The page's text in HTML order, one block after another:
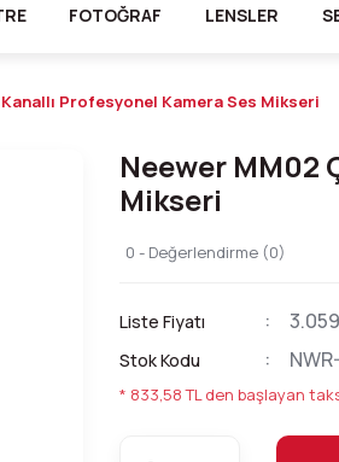
FOTOĞRAF LENSLER
Profesyonel Kamera Ses Mikseri
Neewer MM02
Mikseri
0 - Değerlendirme (0)
Liste Fiyatı
Stok Kodu
* 833,58 TL den başlayan